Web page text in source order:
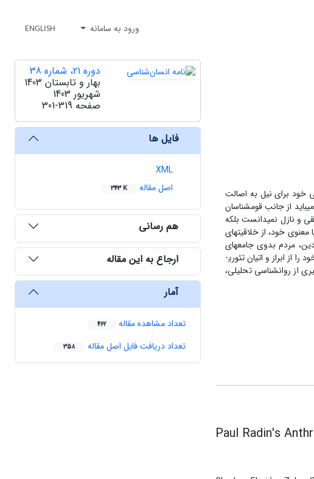
ورود به سامانه ENGLISH
خود برای نیل به اصالت
از جانب قوم­شناسان
و نازل نمی­دانست بلکه
خود، از خلاقیت­های
مردم بدوی جامعه­ای
مرکب از انسان­های عملگرا و متفکر، با سطوح مختلفی از استقلال حقیقت فردی تا انجذاب به واقعیات اجتماعی معرفی می­شوند. از این رو رادین، خود را از ابراز و اتیان تئوری­
از روانشناسی تحلیلی،
Paul Radin's
دوره 21، شماره 38
بهار و تابستان 1403
شهریور 1403
صفحه 301-319
فایل ها
XML
اصل مقاله
343 K
هم رسانی
ارجاع به این مقاله
آمار
تعداد مشاهده مقاله 462
تعداد دریافت فایل اصل مقاله 358